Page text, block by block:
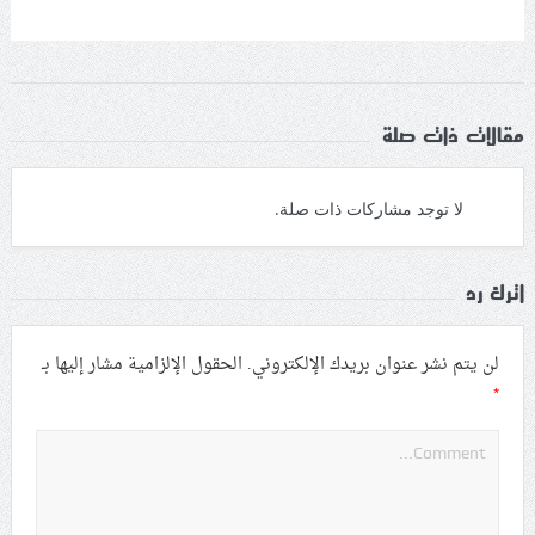
مقالات ذات صلة
لا توجد مشاركات ذات صلة.
اترك رد
لن يتم نشر عنوان بريدك الإلكتروني. الحقول الإلزامية مشار إليها بـ
*